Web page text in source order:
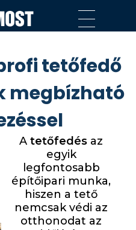
tetőfedő
megbízható
A tetőfedés az
egyik
legfontosabb
építőipari munka,
hiszen a tető
nemcsak védi az
otthonodat az